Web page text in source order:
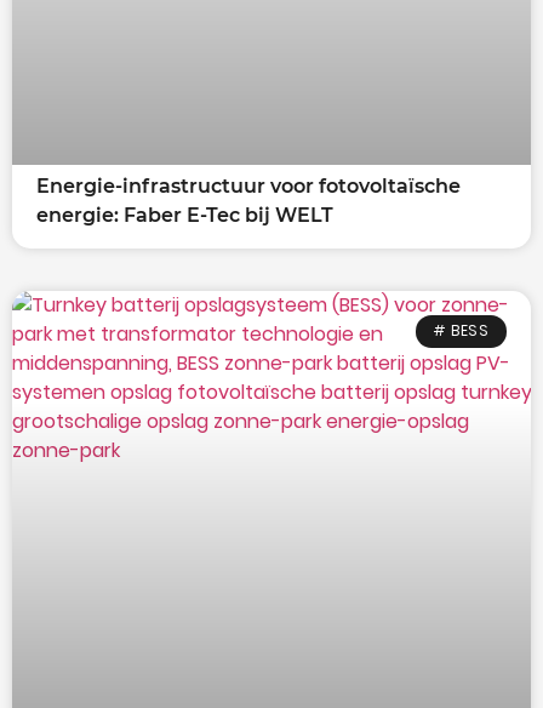
Energie-infrastructuur voor fotovoltaïsche
energie: Faber E-Tec bij WELT
# BESS